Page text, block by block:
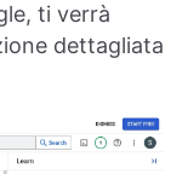
ti verrà
dettagliata